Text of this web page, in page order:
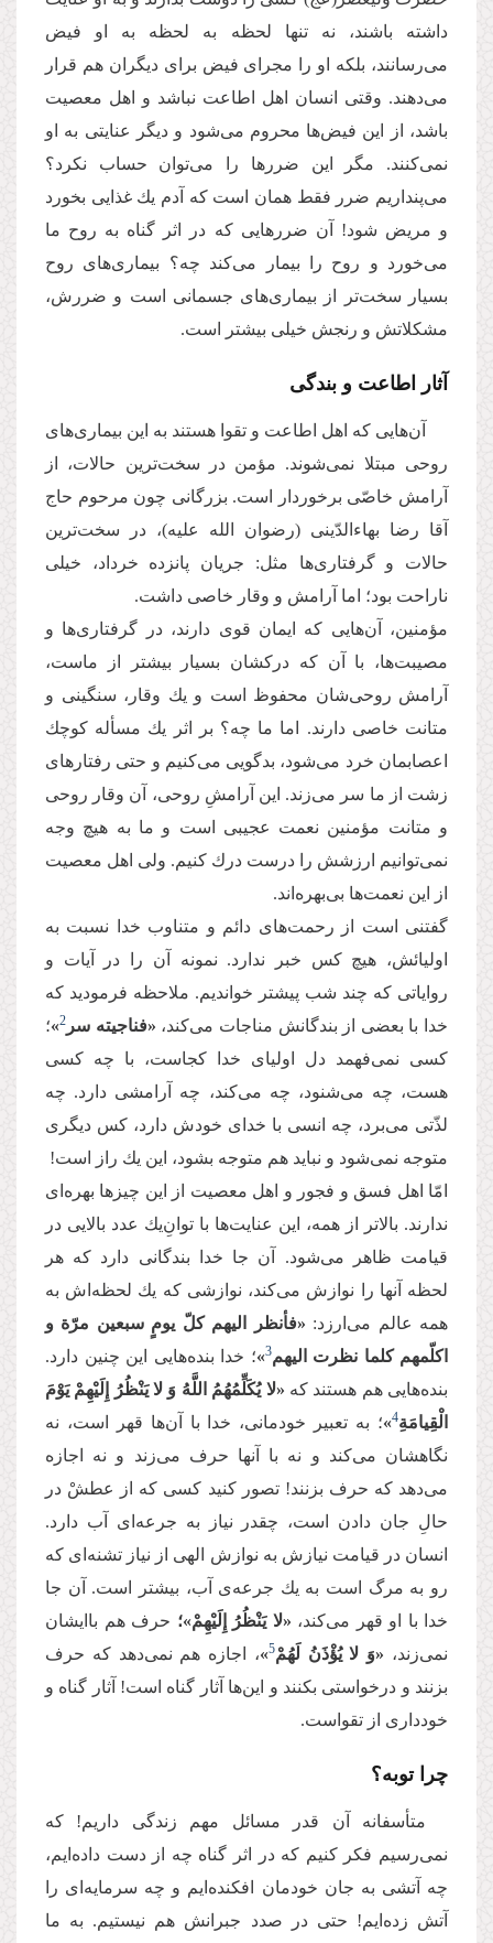
داشته باشند، نه تنها لحظه به لحظه به او فیض
می‌‌رسانند، بلكه او را مجرای فیض برای دیگران هم قرار
می‌‌دهند. وقتی انسان اهل اطاعت نباشد و اهل معصیت
باشد، از این فیض‌‌ها محروم می‌‌شود و دیگر عنایتی به او
نمی‌‌كنند. مگر این ضررها را می‌‌توان حساب نكرد؟
می‌‌پنداریم ضرر فقط همان است كه آدم یك غذایی بخورد
و مریض شود! آن ضررهایی كه در اثر گناه به روح ما
می‌‌خورد و روح را بیمار می‌‌كند چه؟ بیماری‌‌های روح
بسیار سخت‌‌تر از بیماری‌‌های جسمانی است و ضررش،
مشكلاتش و رنجش خیلی بیشتر است.
آثار اطاعت و بندگی
آن‌‌هایی كه اهل اطاعت و تقوا هستند به این بیماری‌‌های
روحی مبتلا نمی‌‌شوند. مؤمن در سخت‌‌ترین حالات، از
آرامش خاصّی برخوردار است. بزرگانی چون مرحوم حاج
آقا رضا بهاءالدّینی (رضوان الله علیه)، در سخت‌‌ترین
حالات و گرفتاری‌‌ها مثل: جریان پانزده خرداد، خیلی
ناراحت بود؛ اما آرامش و وقار خاصی داشت.
مؤمنین، آن‌‌هایی كه ایمان قوی دارند، در گرفتاری‌‌ها و
مصیبت‌‌ها، با آن كه دركشان بسیار بیشتر از ماست،
آرامش روحی‌‌شان محفوظ است و یك وقار، سنگینی و
متانت خاصی دارند. اما ما چه؟ بر اثر یك مسأله كوچك
اعصابمان خرد می‌‌شود، بدگویی می‌‌كنیم و حتی رفتارهای
زشت از ما سر می‌‌زند. این آرامشِ روحی، آن وقار روحی
و متانت مؤمنین نعمت عجیبی است و ما به هیچ وجه
نمی‌‌توانیم ارزشش را درست درك كنیم. ولی اهل معصیت
از این نعمت‌‌ها بی‌‌بهره‌‌اند.
گفتنی است از رحمت‌‌های دائم و متناوب خدا نسبت به
اولیائش، هیچ كس خبر ندارد. نمونه آن را در آیات و
روایاتی كه چند شب پیشتر خواندیم. ملاحظه فرمودید كه
خدا با بعضی از بندگانش مناجات می‌‌كند، «فناجیته سر 2
»؛
كسی نمی‌‌فهمد دل اولیای خدا كجاست، با چه كسی
هست، چه می‌‌شنود، چه می‌‌كند، چه آرامشی دارد. چه
لذّتی می‌‌برد، چه انسی با خدای خودش دارد، كس دیگری
متوجه نمی‌‌شود و نباید هم متوجه بشود، این یك راز است!
امّا اهل فسق و فجور و اهل معصیت از این چیزها بهره‌‌ای
ندارند. بالاتر از همه، این عنایت‌‌ها با توانِ‌‌یك عدد بالایی در
قیامت ظاهر می‌‌شود. آن جا خدا بندگانی دارد كه هر
لحظه آنها را نوازش می‌‌كند، نوازشی كه یك لحظه‌‌اش به
همه عالم می‌‌ارزد: «فأنظر الیهم كلّ یومٍ سبعین مرّة و
اكلّمهم كلما نظرت الیهم3
»؛ خدا بنده‌‌هایی این چنین دارد.
بنده‌‌هایی هم هستند كه «لا یُكَلِّمُهُمُ اللَّهُ وَ لا یَنْظُرُ إِلَیْهِمْ یَوْمَ
الْقِیامَةِ4
»؛ به تعبیر خودمانی، خدا با آن‌‌ها قهر است، نه
نگاهشان می‌‌كند و نه با آنها حرف می‌‌زند و نه اجازه
می‌‌دهد كه حرف بزنند! تصور كنید كسی كه از عطشْ در
حالِ جان دادن است، چقدر نیاز به جرعه‌‌ای آب دارد.
انسان در قیامت نیازش به نوازش الهی از نیاز تشنه‌‌ای كه
رو به مرگ است به یك جرعه‌‌ی آب، بیشتر است. آن جا
خدا با او قهر می‌‌كند، «لا یَنْظُرُ إِلَیْهِمْ»؛ حرف هم باایشان
نمی‌‌زند، «وَ لا یُؤْذَنُ لَهُمْ5
»، اجازه هم نمی‌‌دهد كه حرف
بزنند و درخواستی بكنند و این‌‌ها آثار گناه است! آثار گناه و
خودداری از تقواست.
چرا توبه؟
متأسفانه آن قدر مسائل مهم زندگی داریم! كه
نمی‌‌رسیم فكر كنیم كه در اثر گناه چه از دست داده‌‌ایم،
چه آتشی به جان خودمان افكنده‌‌ایم و چه سرمایه‌‌ای را
آتش زده‌‌ایم! حتی در صدد جبرانش هم نیستیم. به ما